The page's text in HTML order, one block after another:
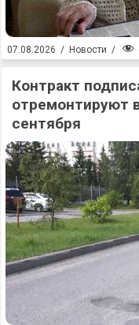
07.08.2026 / Новости /
Контракт
отремонтируют
сентября